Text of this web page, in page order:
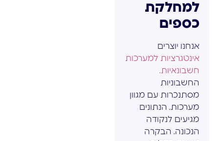
למחלקת
כספים
אנחנו יוצרים
אינטגרציות למערכות
חשבונאיות.
החשבוניות
מסתנכרות עם מגוון
מערכות. הנתונים
מגיעים לנקודה
הנכונה. הבקרה